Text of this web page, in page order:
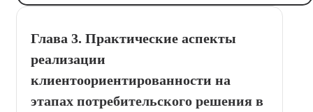
Глава 3. Практические аспекты
реализации
клиентоориентированности на
этапах потребительского решения в